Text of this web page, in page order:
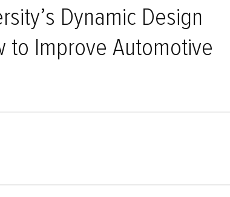
Dynamic Design
to Improve Automotive